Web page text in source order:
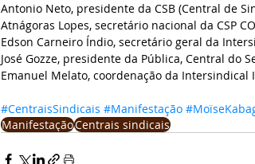
Antonio Neto, presidente da CSB (Central de
Atnágoras Lopes, secretário nacional da CSP
Edson Carneiro Índio, secretário geral da
José Gozze, presidente da Pública, Central do
Emanuel Melato, coordenação da Intersindical
#CentraisSindicais #Manifestação
ManifestaçãoCentrais sindicais